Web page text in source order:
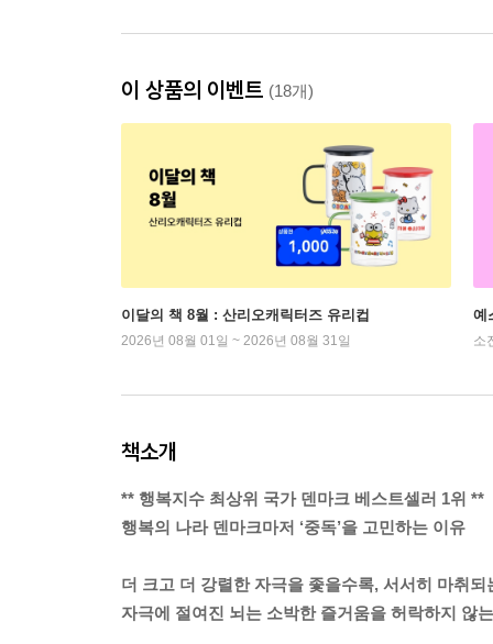
이 상품의 이벤트 (18개)
이달의 책 8월 : 산리오캐릭터즈 유리컵
2026년 08월 01일 ~ 2026년 08월 31일
예
소
책소개
** 행복지수 최상위 국가 덴마크 베스트셀러 1위 **
행복의 나라 덴마크마저 ‘중독’을 고민하는 이유
더 크고 더 강렬한 자극을 좇을수록, 서서히 마취되
자극에 절여진 뇌는 소박한 즐거움을 허락하지 않